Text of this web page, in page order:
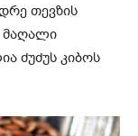
თევზის
მაღალი
ძუძუს კიბოს